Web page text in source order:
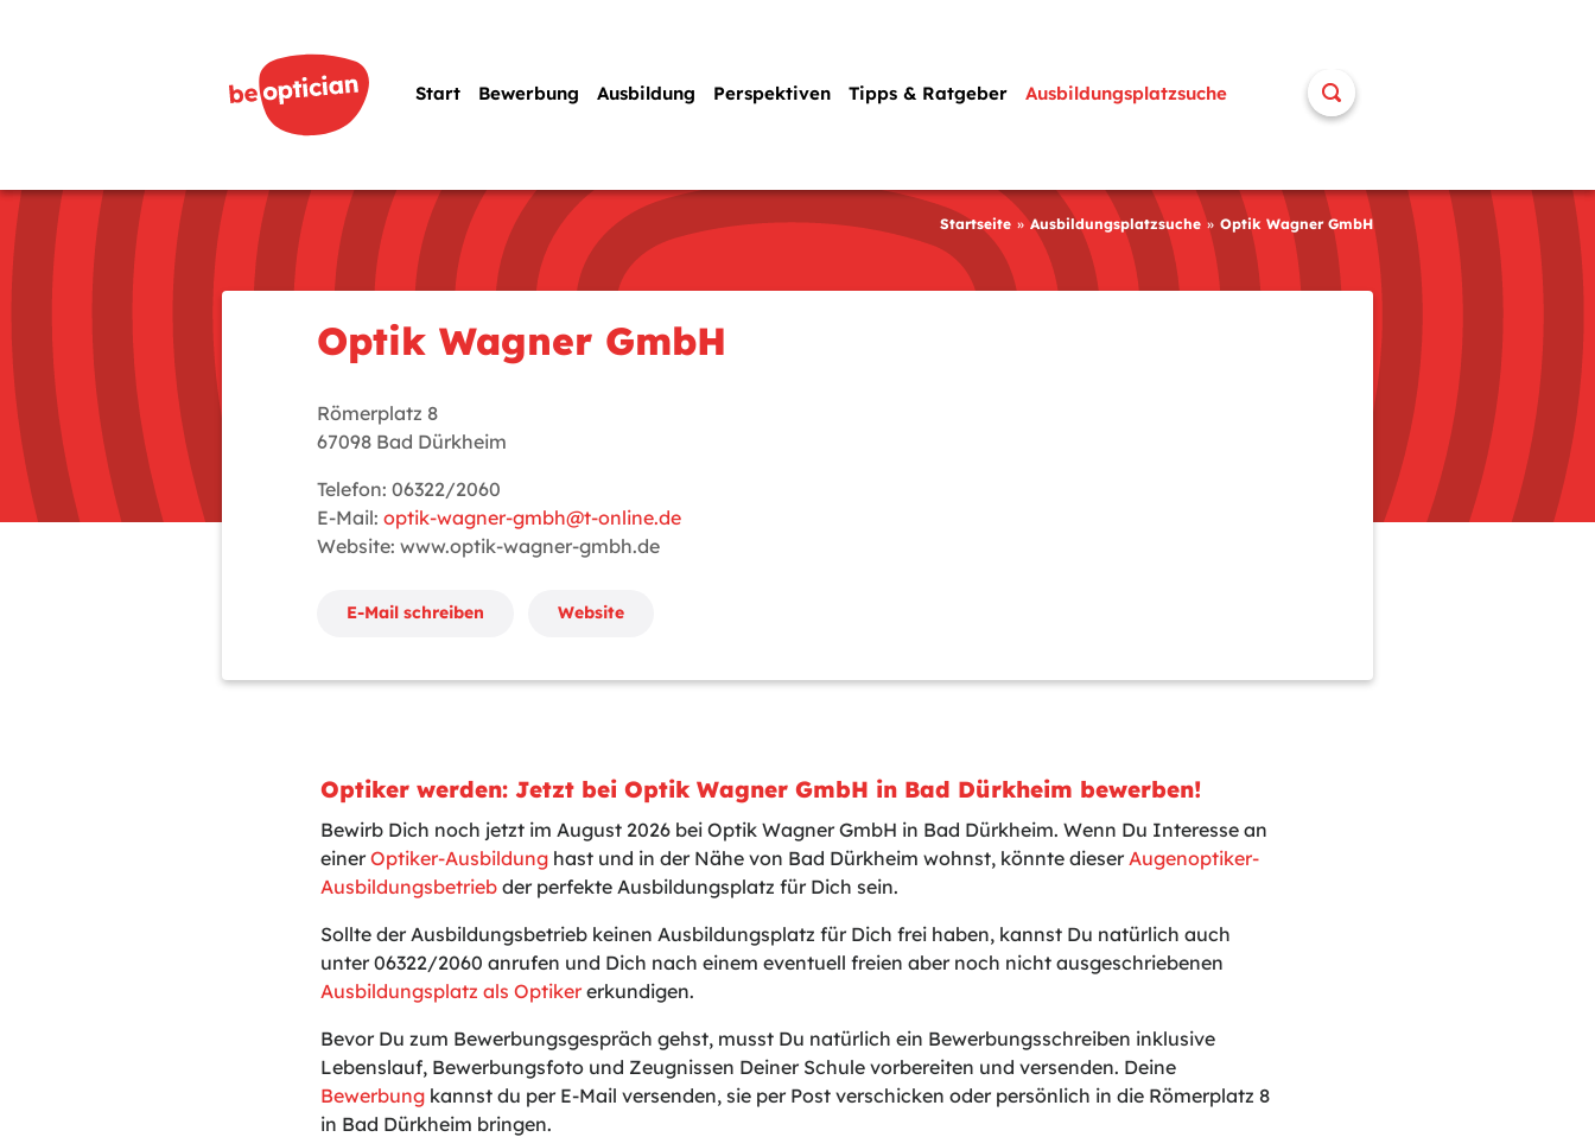
Start Bewerbung Ausbildung Perspektiven Tipps & Ratgeber Ausbildungsplatzsuche
Startseite Ausbildungsplatzsuche Optik Wagner GmbH
Optik Wagner GmbH
Römerplatz 8
67098 Bad Dürkheim
Telefon: 06322/2060
E-Mail: optik-wagner-gmbh@t-online.de
Website: www.optik-wagner-gmbh.de
E-Mail schreiben Website
Optiker werden: Jetzt bei Optik Wagner GmbH in Bad Dürkheim bewerben!
Bewirb Dich noch jetzt im August 2026 bei Optik Wagner GmbH in Bad Dürkheim. Wenn Du Interesse an
einerOptiker-Ausbildung hast und in der Nähe von Bad Dürkheim wohnst, könnte dieserAugenoptiker-
Ausbildungsbetrieb der perfekte Ausbildungsplatz für Dich sein.
Sollte der Ausbildungsbetrieb keinen Ausbildungsplatz für Dich frei haben, kannst Du natürlich auch
unter 06322/2060 anrufen und Dich nach einem eventuell freien aber noch nicht ausgeschriebenen
Ausbildungsplatz als Optiker erkundigen.
Bevor Du zum Bewerbungsgespräch gehst, musst Du natürlich ein Bewerbungsschreiben inklusive
Lebenslauf, Bewerbungsfoto und Zeugnissen Deiner Schule vorbereiten und versenden. Deine
Bewerbung kannst du per E-Mail versenden, sie per Post verschicken oder persönlich in die Römerplatz 8
in Bad Dürkheim bringen.